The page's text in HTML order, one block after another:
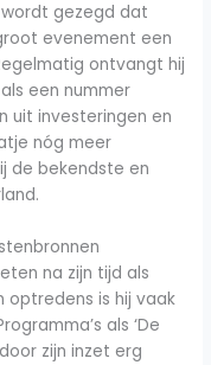
wordt gezegd dat
evenement een
ontvangt hij
een nummer
uit investeringen en
nóg meer
de bekendste en
na zijn tijd als
optredens is hij vaak
als ‘De
zijn inzet erg